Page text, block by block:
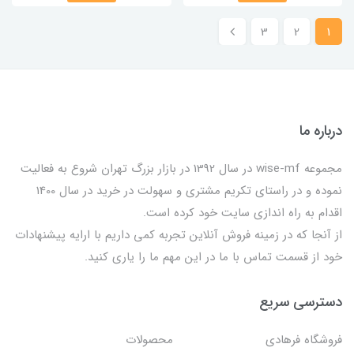
1
2
3
درباره ما
مجموعه wise-mf در سال 1392 در بازار بزرگ تهران شروع به فعالیت
نموده و در راستای تکریم مشتری و سهولت در خرید در سال 1400
اقدام به راه اندازی سایت خود کرده است.
از آنجا که در زمینه فروش آنلاین تجربه کمی داریم با ارایه پیشنهادات
خود از قسمت تماس با ما در این مهم ما را یاری کنید.
دسترسی سریع
فروشگاه فرهادی
محصولات